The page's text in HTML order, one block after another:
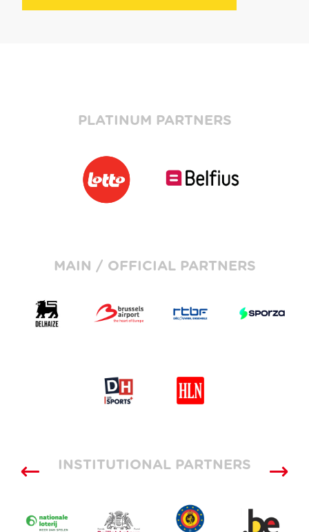
PLATINUM PARTNERS
MAIN / OFFICIAL PARTNERS
INSTITUTIONAL PARTNERS